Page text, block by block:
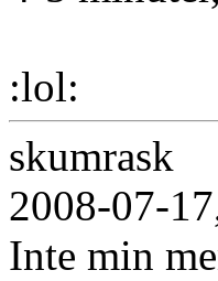
:lol:
skumrask
2008-07-
Inte min